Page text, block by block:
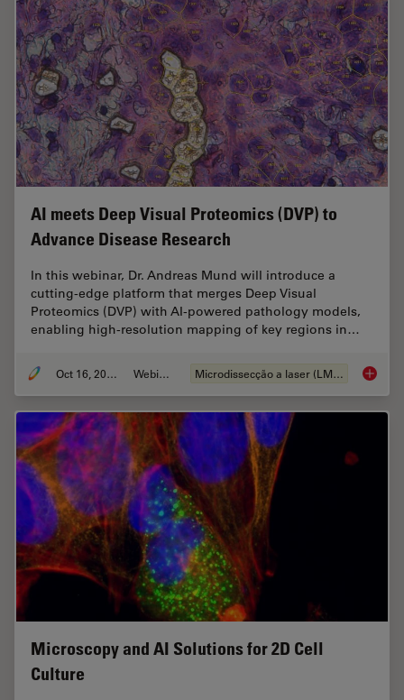
AI meets Deep Visual Proteomics (DVP) to
Advance Disease Research
In this webinar, Dr. Andreas Mund will introduce a
cutting-edge platform that merges Deep Visual
Proteomics (DVP) with AI-powered pathology models,
enabling high-resolution mapping of key regions in…
Oct 16, 2025 Webinar Microdissecção a laser (LMD) AI
Microscopy and AI Solutions for 2D Cell
Culture